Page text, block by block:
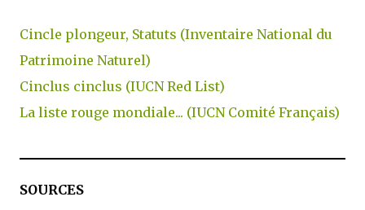
Cincle plongeur, Statuts (Inventaire National du
Patrimoine Naturel)
Cinclus cinclus (IUCN Red List)
La liste rouge mondiale... (IUCN Comité Français)
SOURCES